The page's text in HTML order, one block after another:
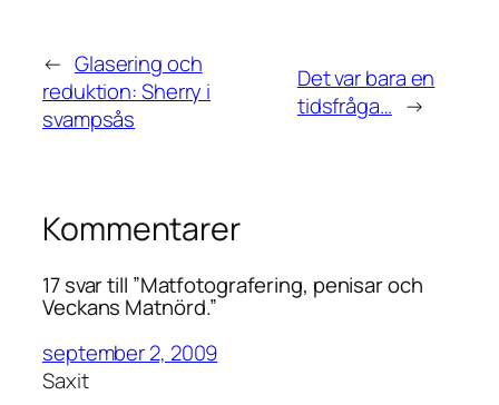
← Glasering och
reduktion: Sherry i
svampsås
Det var bara en
tidsfråga… →
Kommentarer
17 svar till ”Matfotografering, penisar och
Veckans Matnörd.”
september 2, 2009
Saxit